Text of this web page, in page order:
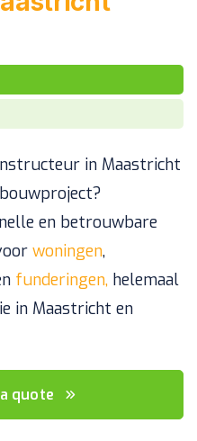
in Maastricht
en betrouwbare
woningen,
funderingen, helemaal
in Maastricht en
quote